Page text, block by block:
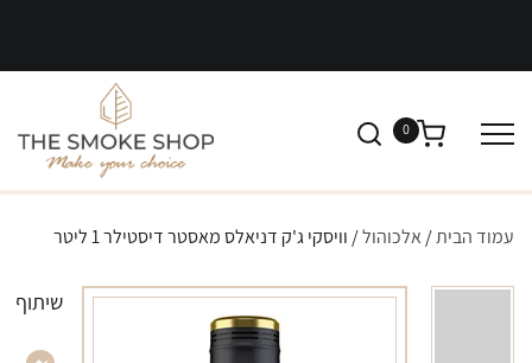
0
עמוד הבית/ אלכוהול/ וויסקי ג'ק דניאלס מאסטר דיסטילר 1 ליטר
שיתוף